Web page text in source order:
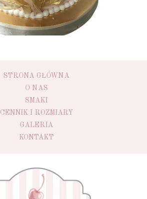
STRONA GŁÓWNA
O NAS
SMAKI
CENNIK I ROZMIARY
GALERIA
KONTAKT